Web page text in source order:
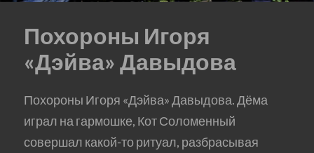
Похороны Игоря
«Дэйва» Давыдова
Похороны Игоря «Дэйва» Давыдова. Дёма
играл на гармошке, Кот Соломенный
совершал какой-то ритуал, разбрасывая